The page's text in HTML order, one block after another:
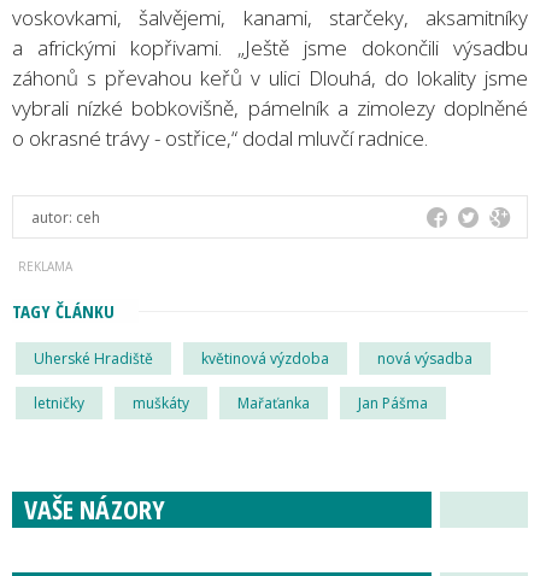
voskovkami, šalvějemi, kanami, starčeky, aksamitníky
a africkými kopřivami. „Ještě jsme dokončili výsadbu
záhonů s převahou keřů v ulici Dlouhá, do lokality jsme
vybrali nízké bobkovišně, pámelník a zimolezy doplněné
o okrasné trávy - ostřice,“ dodal mluvčí radnice.
autor: ceh
TAGY ČLÁNKU
Uherské Hradiště květinová výzdoba nová výsadba
letničky muškáty Mařaťanka Jan Pášma
VAŠE NÁZORY